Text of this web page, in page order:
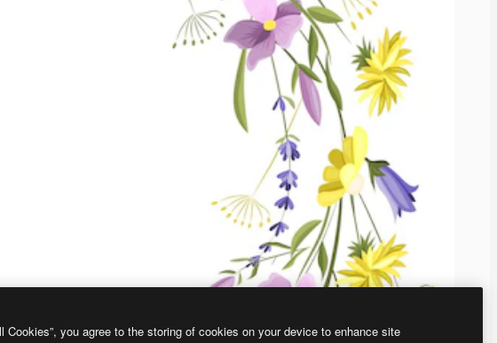
Cookies”, you agree to the storing of cookies on your device to enhance site